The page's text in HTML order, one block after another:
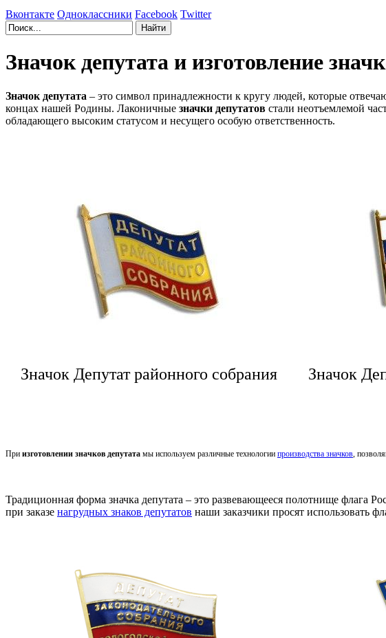
Вконтакте Одноклассники Facebook Twitter
Значок депутата и изготовление
Значок депутата – это символ принадлежности к кругу людей, которые
концах нашей Родины. Лаконичные значки депутатов стали неотъемлемой
обладающего высоким статусом и несущего особую ответственность.
Значок Депутат районного собрания Значок
При изготовлении значков депутата мы используем различные технологии производства значков,
Традиционная форма значка депутата – это развевающееся полотнище флага
при заказе нагрудных знаков депутатов наши заказчики просят использовать